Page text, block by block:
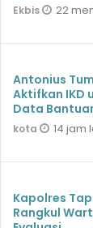
Ekbis 22
Antonius
Aktifkan IKD
Data
kota 14 jam
Kapolres
Rangkul